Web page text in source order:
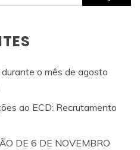
o mês de agosto
ao ECD: Recrutamento
DE 6 DE NOVEMBRO